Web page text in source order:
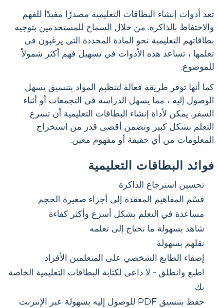
تعد أدوات إنشاء البطاقات التعليمية مصدرًا مفيدًا للفهم
والاحتفاظ بالذاكرة. من خلال السماح للمستخدمين بتوجيه
بطاقاتهم التعليمية نحو المادة المحددة التي يرغبون في
تعلمها ، تساعد هذه الأدوات في تسهيل فهم أكثر شمولاً
للموضوع.
كما أنها توفر طريقة فعالة لتنظيم المواد بتنسيق يسهل
الوصول إليه ، مما يسهل الدراسة في التجمعات أو أثناء
السفر. يمكن لأداة إنشاء البطاقات التعليمية أن تسرع
التعلم بشكل كبير وتضمن أقصى قدر من استخراج
المعلومات من أي حقيقة أو مفهوم معين.
فوائد البطاقات التعليمية
تحسين استرجاع الذاكرة
قسّم المفاهيم المعقدة إلى أجزاء صغيرة الحجم
مساعدة في التعلم بشكل أسرع وأكثر كفاءة
شاهد بسهولة ما تحتاج إلى تعلمه
نقلهم بسهولة
إضفاء الطابع الشخصي على المتعلمين الأفراد
اطبع وانطلق - لا داعي لكتابة البطاقات التعليمية الخاصة
بك
حفظ بتنسيق PDF للوصول إليه بسهولة عبر الإنترنت